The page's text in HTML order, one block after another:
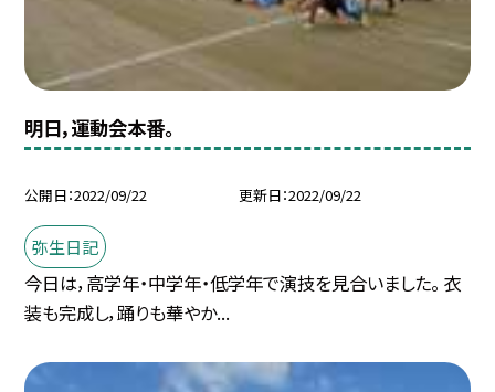
明日，運動会本番。
公開日 2022/09/22 更新日 2022/09/22
弥生日記
今日は，高学年・中学年・低学年で演技を見合いました。 衣
装も完成し，踊りも華やか...